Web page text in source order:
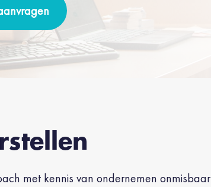
met kennis van ondernemen onmisbaar